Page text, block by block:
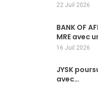
22 Juil 2026
BANK OF
MRE avec
16 Juil 2026
JYSK
avec…